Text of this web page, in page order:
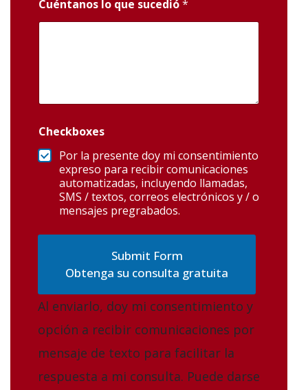
Cuéntanos lo que sucedió*
Checkboxes
Por la presente doy mi consentimiento
expreso para recibir comunicaciones
automatizadas, incluyendo llamadas,
SMS / textos, correos electrónicos y / o
mensajes pregrabados.
Obtenga su consulta gratuita
Al enviarlo, doy mi consentimiento y
opción a recibir comunicaciones por
mensaje de texto para facilitar la
respuesta a mi consulta. Puede darse